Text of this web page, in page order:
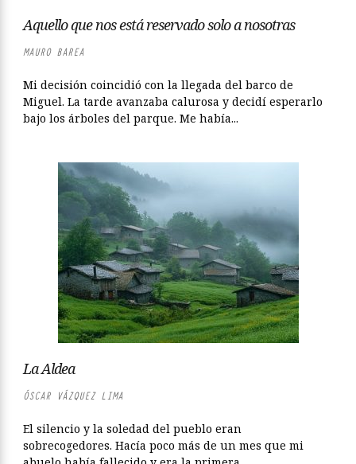
Aquello que nos está reservado solo a nosotras
MAURO BAREA
Mi decisión coincidió con la llegada del barco de
Miguel. La tarde avanzaba calurosa y decidí esperarlo
bajo los árboles del parque. Me había...
La Aldea
ÓSCAR VÁZQUEZ LIMA
El silencio y la soledad del pueblo eran
sobrecogedores. Hacía poco más de un mes que mi